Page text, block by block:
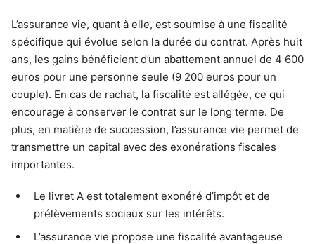
L’assurance vie, quant à elle, est soumise à une fiscalité
spécifique qui évolue selon la durée du contrat. Après huit
ans, les gains bénéficient d’un abattement annuel de 4 600
euros pour une personne seule (9 200 euros pour un
couple). En cas de rachat, la fiscalité est allégée, ce qui
encourage à conserver le contrat sur le long terme. De
plus, en matière de succession, l’assurance vie permet de
transmettre un capital avec des exonérations fiscales
importantes.
Le livret A est totalement exonéré d’impôt et de
prélèvements sociaux sur les intérêts.
L’assurance vie propose une fiscalité avantageuse